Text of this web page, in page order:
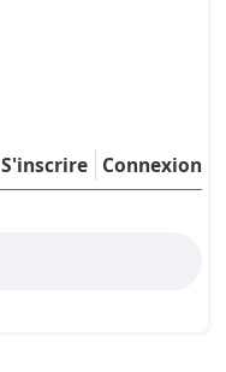
Connexion
S'inscrire